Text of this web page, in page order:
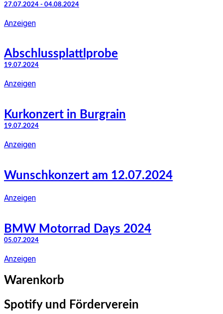
27.07.2024 - 04.08.2024
Anzeigen
Abschlussplattlprobe
19.07.2024
Anzeigen
Kurkonzert in Burgrain
19.07.2024
Anzeigen
Wunschkonzert am 12.07.2024
Anzeigen
BMW Motorrad Days 2024
05.07.2024
Anzeigen
Warenkorb
Spotify und Förderverein